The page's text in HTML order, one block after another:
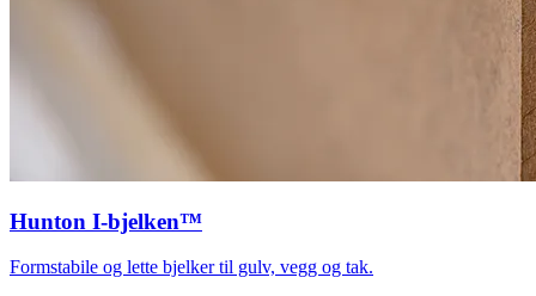
Hunton I-bjelken™
Formstabile og lette bjelker til gulv, vegg og tak.